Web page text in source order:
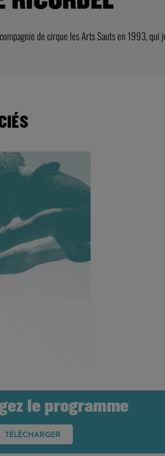
de cirque les Arts Sauts en 1993,
le programme
TÉLÉCHARGER